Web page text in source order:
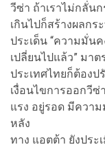
วีซ่า ถ้าเราไม่กลั่น
เกินไปก็สร้างผลก
ประเด็น “ความมั่นค
เปลี่ยนไปแล้ว” มา
ประเทศไทยก็ต้อง
เงื่อนไขการออกวีซ่
แรง อยู่รอด มีควา
หลัง
ทาง แอตต้า ยังปร